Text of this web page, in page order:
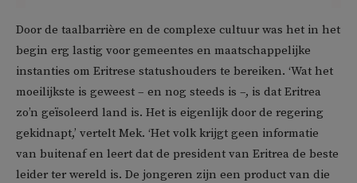
Door de taalbarrière en de complexe cultuur was het in het
begin erg lastig voor gemeentes en maatschappelijke
instanties om Eritrese statushouders te bereiken. ‘Wat het
moeilijkste is geweest – en nog steeds is –, is dat Eritrea
zo’n geïsoleerd land is. Het is eigenlijk door de regering
gekidnapt,’ vertelt Mek. ‘Het volk krijgt geen informatie
van buitenaf en leert dat de president van Eritrea de beste
leider ter wereld is. De jongeren zijn een product van die